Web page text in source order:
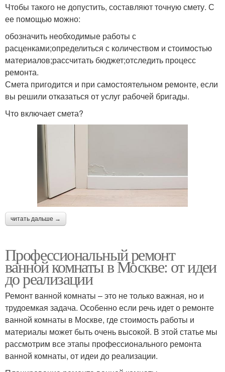
Чтобы такого не допустить, составляют точную смету. С
ее помощью можно:
обозначить необходимые работы с
расценками;определиться с количеством и стоимостью
материалов;рассчитать бюджет;отследить процесс
ремонта.
Смета пригодится и при самостоятельном ремонте, если
вы решили отказаться от услуг рабочей бригады.
Что включает смета?
читать дальше →
Профессиональный ремонт
ванной комнаты в Москве: от идеи
до реализации
Ремонт ванной комнаты – это не только важная, но и
трудоемкая задача. Особенно если речь идет о ремонте
ванной комнаты в Москве, где стоимость работы и
материалы может быть очень высокой. В этой статье мы
рассмотрим все этапы профессионального ремонта
ванной комнаты, от идеи до реализации.